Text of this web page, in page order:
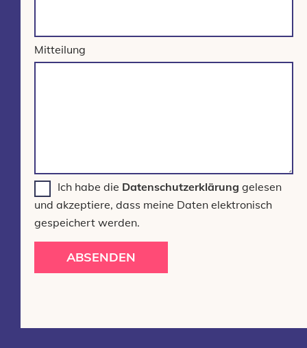
Mitteilung
Ich habe die Datenschutzerklärung gelesen
und akzeptiere, dass meine Daten elektronisch
gespeichert werden.
ABSENDEN